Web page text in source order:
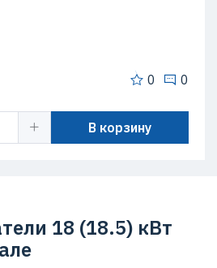
0 0
В корзину
18 (18.5) кВт